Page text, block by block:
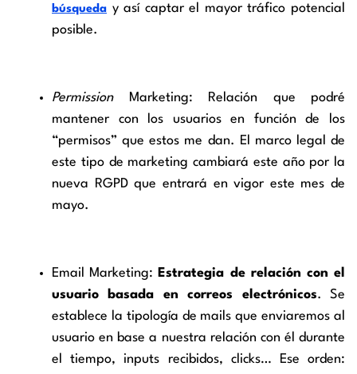
búsqueda y así captar el mayor tráfico potencial
posible.
PermissionMarketing: Relación que podré
mantener con los usuarios en función de los
“permisos” que estos me dan. El marco legal de
este tipo de marketing cambiará este año por la
nueva RGPD que entrará en vigor este mes de
mayo.
Email Marketing: Estrategia de relación con el
usuario basada en correos electrónicos. Se
establece la tipología de mails que enviaremos al
usuario en base a nuestra relación con él durante
el tiempo, inputs recibidos, clicks… Ese orden: